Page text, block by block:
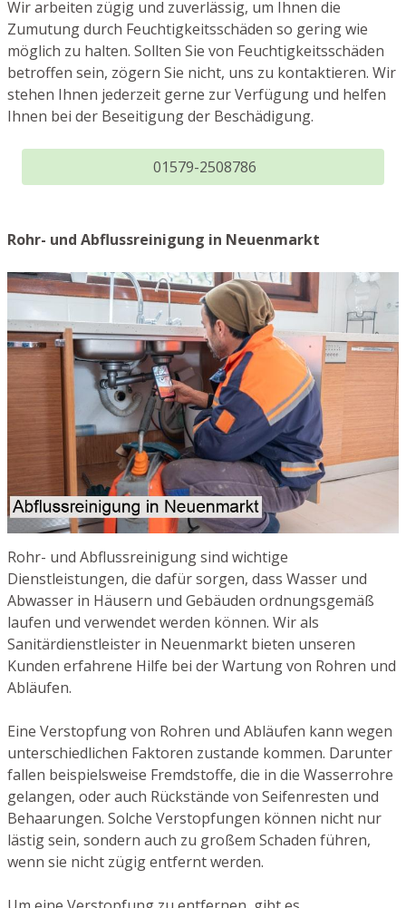
Wir arbeiten zügig und zuverlässig, um Ihnen die
Zumutung durch Feuchtigkeitsschäden so gering wie
möglich zu halten. Sollten Sie von Feuchtigkeitsschäden
betroffen sein, zögern Sie nicht, uns zu kontaktieren. Wir
stehen Ihnen jederzeit gerne zur Verfügung und helfen
Ihnen bei der Beseitigung der Beschädigung.
01579-2508786
Rohr- und Abflussreinigung in Neuenmarkt
Rohr- und Abflussreinigung sind wichtige
Dienstleistungen, die dafür sorgen, dass Wasser und
Abwasser in Häusern und Gebäuden ordnungsgemäß
laufen und verwendet werden können. Wir als
Sanitärdienstleister in Neuenmarkt bieten unseren
Kunden erfahrene Hilfe bei der Wartung von Rohren und
Abläufen.
Eine Verstopfung von Rohren und Abläufen kann wegen
unterschiedlichen Faktoren zustande kommen. Darunter
fallen beispielsweise Fremdstoffe, die in die Wasserrohre
gelangen, oder auch Rückstände von Seifenresten und
Behaarungen. Solche Verstopfungen können nicht nur
lästig sein, sondern auch zu großem Schaden führen,
wenn sie nicht zügig entfernt werden.